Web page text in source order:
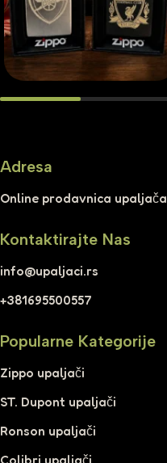
Adresa
Online prodavnica upaljača
Kontaktirajte Nas
info@upaljaci.rs
+381695500557
Popularne Kategorije
Zippo upaljači
ST. Dupont upaljači
Ronson upaljači
Colibri upaljači